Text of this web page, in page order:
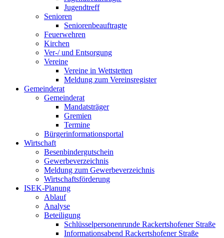
Jugendtreff
Senioren
Seniorenbeauftragte
Feuerwehren
Kirchen
Ver-/ und Entsorgung
Vereine
Vereine in Wettstetten
Meldung zum Vereinsregister
Gemeinderat
Gemeinderat
Mandatsträger
Gremien
Termine
Bürgerinformationsportal
Wirtschaft
Besenbindergutschein
Gewerbeverzeichnis
Meldung zum Gewerbeverzeichnis
Wirtschaftsförderung
ISEK-Planung
Ablauf
Analyse
Beteiligung
Schlüsselpersonenrunde Rackertshofener Straße
Informationsabend Rackertshofener Straße